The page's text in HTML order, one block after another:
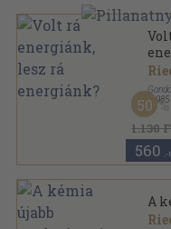
, 1985
1.130
50
560 ,-
A